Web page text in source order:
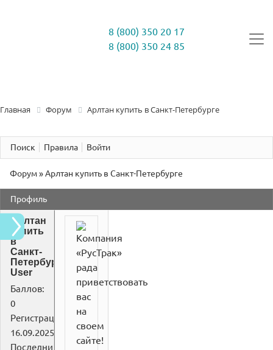
8 (800) 350 20 17
8 (800) 350 24 85
Главная Форум Арлтан купить в Санкт-Петербурге
Поиск Правила Войти
Форум »Арлтан купить в Санкт-Петербурге
Профиль
Арлтан
купить
в
Санкт-
Петербурге
User
Баллов:
0
Регистрация:
16.09.2025
Последний
Компания
«РусТрак»
рада
приветствовать
вас
на
своем
сайте!